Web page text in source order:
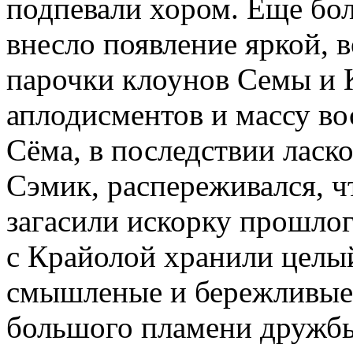
подпевали хором. Еще
внесло появление яркой,
парочки клоунов Семы
аплодисментов и массу
Сёма, в последствии
Сэмик, распереживался,
загасили искорку
с Крайолой хранили
смышленые и бережливые
большого пламени